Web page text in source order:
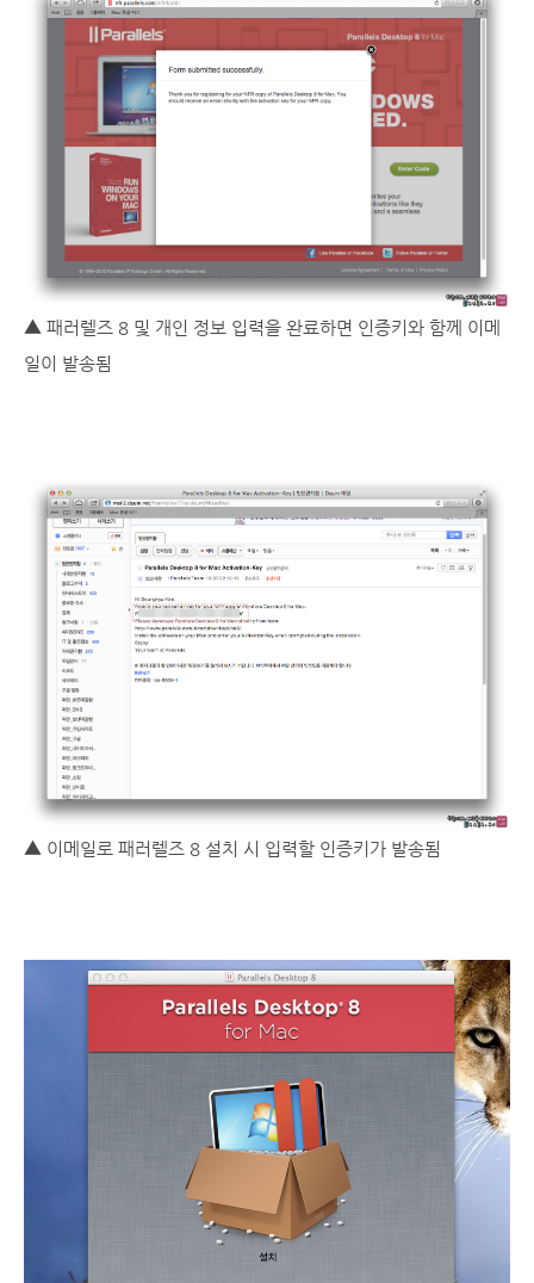
▲ 패러렐즈 8 및 개인 정보 입력을 완료하면 인증키와 함께 이메
일이 발송됨
▲ 이메일로 패러렐즈 8 설치 시 입력할 인증키가 발송됨